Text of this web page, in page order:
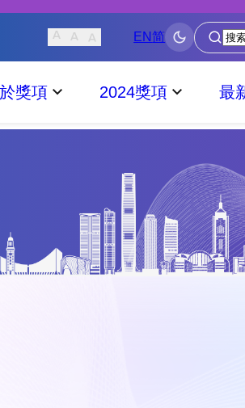
EN 简
搜
尋
獎項 2024獎項 最